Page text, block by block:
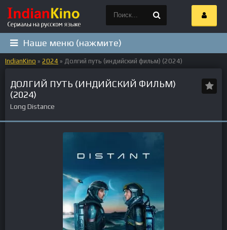
Наше меню (нажмите)
IndianKino » 2024 » Долгий путь (индийский фильм) (2024)
ДОЛГИЙ ПУТЬ (ИНДИЙСКИЙ ФИЛЬМ)
(2024)
Long Distance